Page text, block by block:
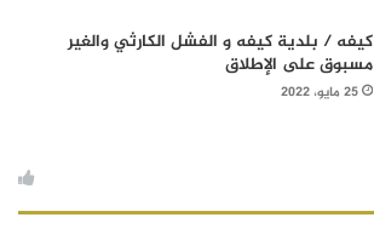
كيفه / بلدية كيفه و الفشل الكارثي والغير
مسبوق على الإطلاق
25 مايو، 2022